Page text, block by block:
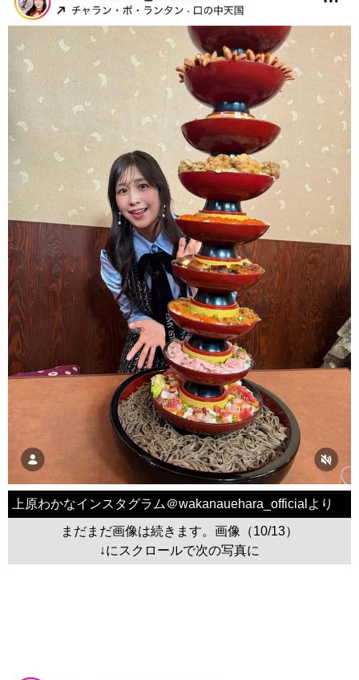
上原わかなインスタグラム＠wakanauehara_officialより
まだまだ画像は続きます。画像（10/13）
↓にスクロールで次の写真に